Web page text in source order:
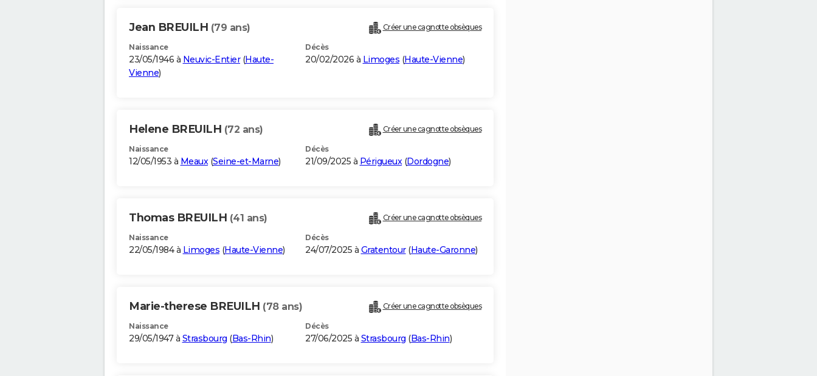
Jean BREUILH (79 ans) Créer une cagnotte obsèques
Naissance
23/05/1946 à Neuvic-Entier(Haute-
Vienne)
Décès
20/02/2026 à Limoges (Haute-Vienne)
Helene BREUILH (72 ans) Créer une cagnotte obsèques
Naissance
12/05/1953 à Meaux(Seine-et-Marne)
Décès
21/09/2025 à Périgueux(Dordogne)
Thomas BREUILH (41 ans) Créer une cagnotte obsèques
Naissance
22/05/1984 à Limoges (Haute-Vienne)
Décès
24/07/2025 à Gratentour(Haute-Garonne)
Marie-therese BREUILH (78 ans) Créer une cagnotte obsèques
Naissance
29/05/1947 à Strasbourg (Bas-Rhin)
Décès
27/06/2025 à Strasbourg (Bas-Rhin)